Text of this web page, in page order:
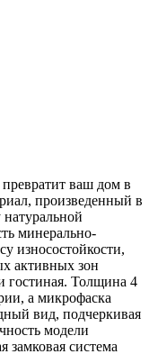
ваш дом в
произведенный в
натуральной
минерально-
износостойкости,
активных зон
гостиная. Толщина 4
а микрофаска
вид, подчеркивая
модели
замковая система